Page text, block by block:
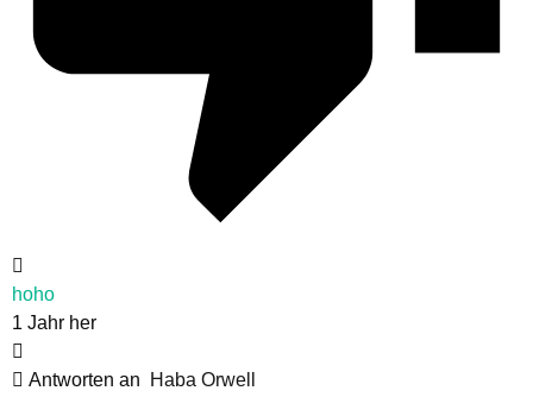
hoho
1 Jahr her
Antworten an
Haba Orwell